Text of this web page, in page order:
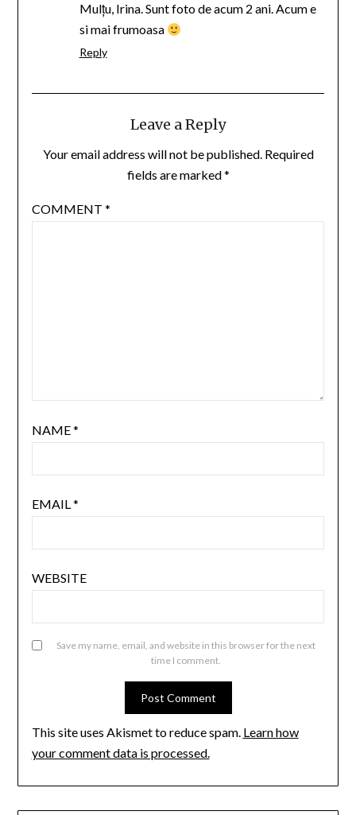
Mulțu, Irina. Sunt foto de acum 2 ani. Acum e
si mai frumoasa
Reply
Leave a Reply
Your email address will not be published. Required
fields are marked*
COMMENT *
NAME*
EMAIL*
WEBSITE
Save my name, email, and website in this browser for the next
time I comment.
This site uses Akismet to reduce spam. Learn how
your comment data is processed.